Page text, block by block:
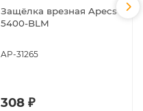
Защёлка врезная Apecs
5400-BLM
AP-31265
308 ₽